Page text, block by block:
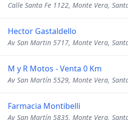
Calle Santa Fe 1122, Monte Vera,
Hector Gastaldello
Av San Martin 5717, Monte Vera,
M y R Motos - Venta 0 Km
Av San Martín 5529, Monte Vera,
Farmacia Montibelli
Av San Martín 5835, Monte Vera,